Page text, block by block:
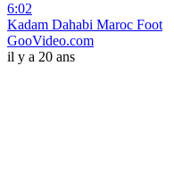
6:02
Kadam Dahabi Maroc Foot
GooVideo.com
il y a 20 ans